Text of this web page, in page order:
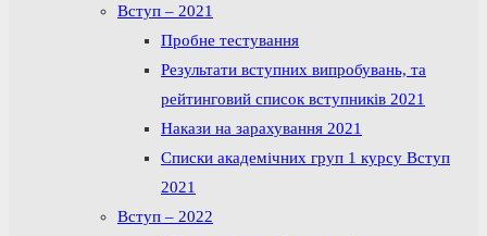
Вступ – 2021
Пробне тестування
Результати вступних випробувань, та
рейтинговий список вступників 2021
Накази на зарахування 2021
Списки академічних груп 1 курсу Вступ
2021
Вступ – 2022